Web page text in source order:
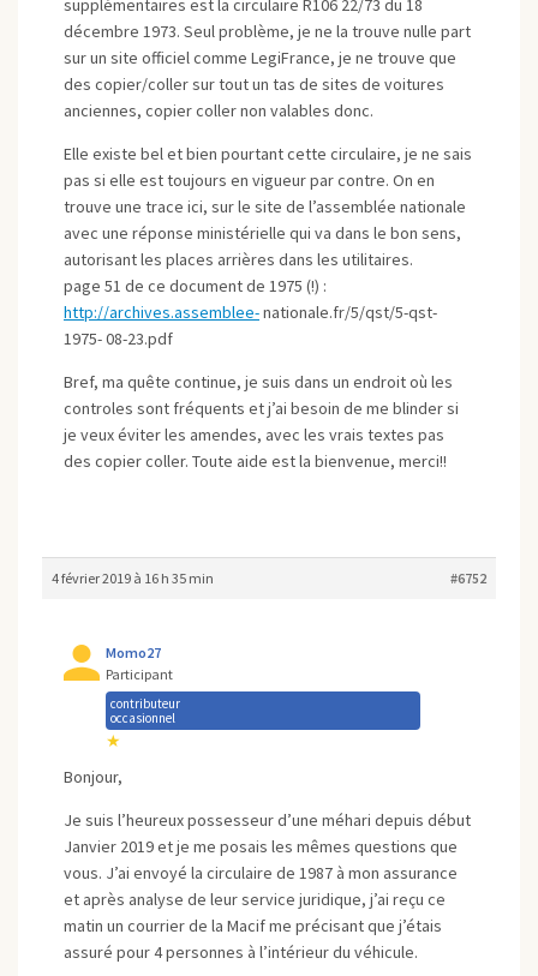
supplémentaires est la circulaire R106 22/73 du 18
décembre 1973. Seul problème, je ne la trouve nulle part
sur un site officiel comme LegiFrance, je ne trouve que
des copier/coller sur tout un tas de sites de voitures
anciennes, copier coller non valables donc.
Elle existe bel et bien pourtant cette circulaire, je ne sais
pas si elle est toujours en vigueur par contre. On en
trouve une trace ici, sur le site de l’assemblée nationale
avec une réponse ministérielle qui va dans le bon sens,
autorisant les places arrières dans les utilitaires.
page 51 de ce document de 1975 (!) :
http://archives.assemblee-nationale.fr/5/qst/5-qst-
1975- 08-23.pdf
Bref, ma quête continue, je suis dans un endroit où les
controles sont fréquents et j’ai besoin de me blinder si
je veux éviter les amendes, avec les vrais textes pas
des copier coller. Toute aide est la bienvenue, merci!!
4 février 2019 à 16 h 35 min #6752
Momo27
Participant
contributeur
occasionnel
★
Bonjour,
Je suis l’heureux possesseur d’une méhari depuis début
Janvier 2019 et je me posais les mêmes questions que
vous. J’ai envoyé la circulaire de 1987 à mon assurance
et après analyse de leur service juridique, j’ai reçu ce
matin un courrier de la Macif me précisant que j’étais
assuré pour 4 personnes à l’intérieur du véhicule.